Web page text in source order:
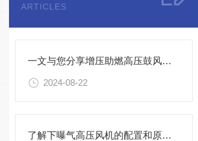
ARTICLES
一文与您分享增压助燃高压鼓风机的常见故障相应解决方法
2024-08-22
了解下曝气高压风机的配置和原理吧